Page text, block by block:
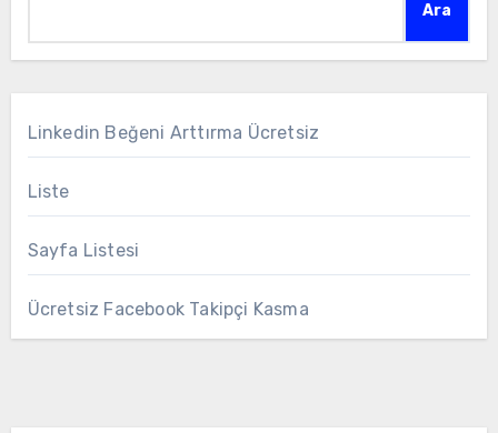
Ara
Linkedin Beğeni Arttırma Ücretsiz
Liste
Sayfa Listesi
Ücretsiz Facebook Takipçi Kasma